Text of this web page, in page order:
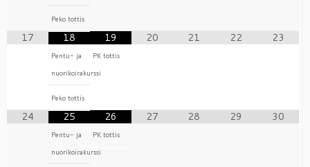
Peko tottis
17 18
Pentu- ja
nuorikoirakurssi
Peko tottis
19
PK tottis
20 21 22 23
24 25
Pentu- ja
nuorikoirakurssi
26
PK tottis
27 28 29 30